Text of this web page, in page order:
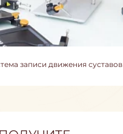
записи движения суставов